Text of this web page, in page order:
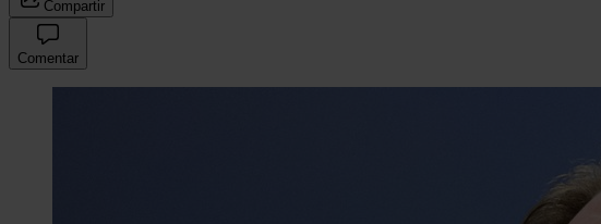
Compartir
Comentar